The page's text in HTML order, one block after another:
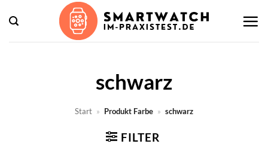
Inhalt
springen
schwarz
Start » Produkt Farbe » schwarz
FILTER